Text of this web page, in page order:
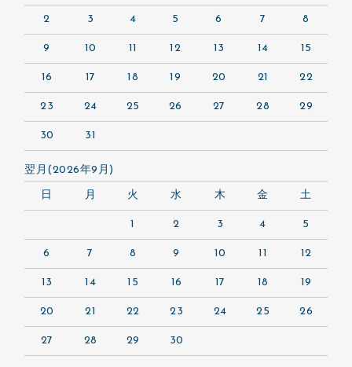
2 3 4 5 6 7 8
9 10 11 12 13 14 15
16 17 18 19 20 21 22
23 24 25 26 27 28 29
30 31
翌月(2026年9月)
日 月 火 水 木 金 土
1 2 3 4 5
6 7 8 9 10 11 12
13 14 15 16 17 18 19
20 21 22 23 24 25 26
27 28 29 30